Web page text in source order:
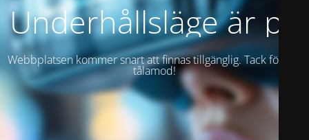
Underhållsläge är på
Webbplatsen kommer snart att finnas tillgänglig. Tack för ditt
tålamod!